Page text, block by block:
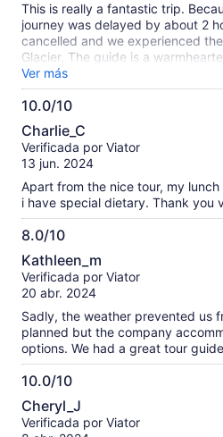
This is really a fantastic trip.
journey was delayed by about 2
cancelled and we experienced
Glacier. The guide is a
introduced those scenery in
they even kindly sent a 50%
Ver más
10.0/10
10.0
de
10
Charlie_C
Verificada por Viator
13 jun. 2024
Apart from the nice tour, my
i have special dietary. Thank you
8.0/10
8.0
de
10
Kathleen_m
Verificada por Viator
20 abr. 2024
Sadly, the weather prevented us
planned but the company
options. We had a great tour
10.0/10
10.0
de
Cheryl_J
Verificada por Viator